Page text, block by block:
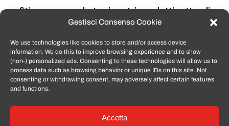
Gestisci Consenso Cookie
We use technologies like cookies to store and/or access device
information. We do this to improve browsing experience and to show
(non-) personalized ads. Consenting to these technologies will allow us to
process data such as browsing behavior or unique IDs on this site. Not
consenting or withdrawing consent, may adversely affect certain features
and functions.
Accetta
Stiamo cercando tra i nostri prodotti, attendi
qualche secondo…
TomatoSmartphone.itè lo shop n.1 in italia per
smartphone ricondizionati garantiti e certificati
di tutte le marche,APPLE, SAMSUNG, HUAWEI,
ONEPLUS, XIAOMI e tanto altro